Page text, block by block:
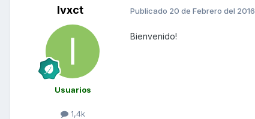
Ivxct
Usuarios
1,4k
Publicado 20 de Febrero del 2016
Bienvenido!